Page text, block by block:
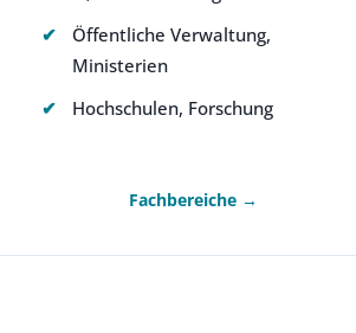
Öffentliche Verwaltung,
Ministerien
Hochschulen, Forschung
Fachbereiche →